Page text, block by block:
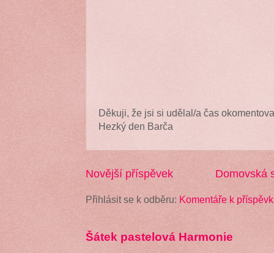
Děkuji, že jsi si udělal/a čas
Hezký den Barča
Novější příspěvek Domovská
Přihlásit se k odběru: Komentáře k
Šátek pastelová Harmonie